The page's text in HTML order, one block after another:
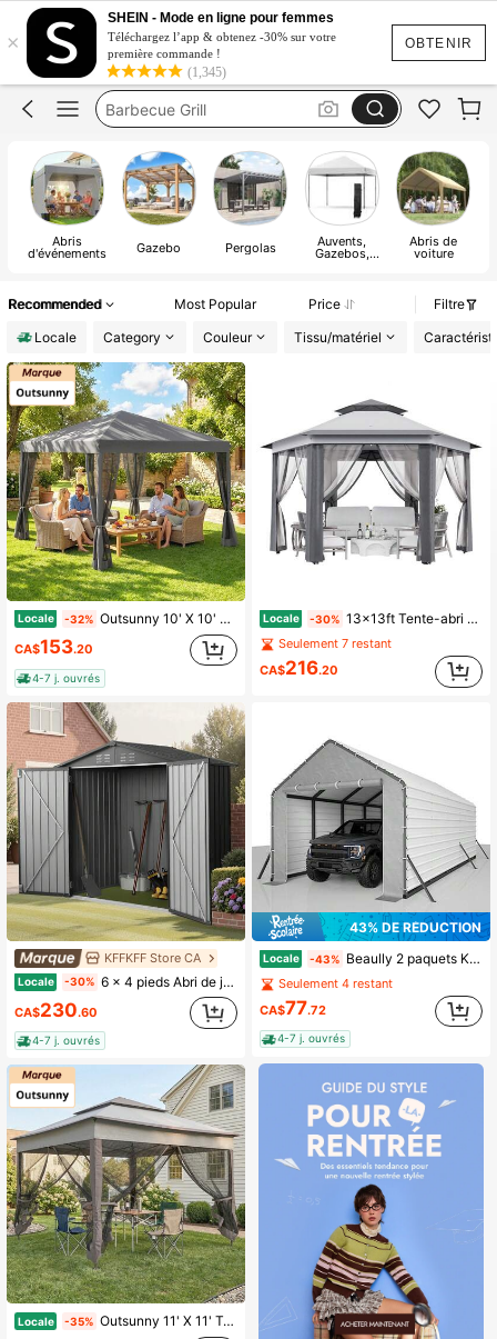
OBTENIR
×
SHEIN - Mode en ligne pour femmes
Téléchargez l’app & obtenez -30% sur votre
première commande !
(1,345)
Abri Exterieur
Barbecue Grill
Pergola
Gazebo Extérieur
Abris
d'événements Gazebo Pergolas Auvents,
Gazebos,
Abris de
voiture
Recommended Most Popular Price
Filtre
Locale
Category Couleur Tissu/matériel
Locale -32% Outsunny 10' X 10' Tente Canopée Pliante Gazebo, Tente Canopée Pliable Avec Parois Latérales à Maille à Fermeture Éclair et Sac de Transport, Abri à Montage Facile pour Cour Arrière, Patio Extérieur, Gris Clair
CA$153.20
4-7 j. ouvrés
KFFKFF Store CA
Locale -30% 6 x 4 pieds Abri de jardin en métal, Abri de stockage extérieur avec portes verrouillables et 4 évents à persiennes, Abris en métal à toit en pointe pour le stockage extérieur, Offre spéciale pour arrière-cour, jardin, patio, vélo, gris
CA$230.60
4-7 j. ouvrés
Locale -35% Outsunny 11' X 11' Tente pliante, abri de plein air Tente d'événement avec dessus souple à 2 niveaux, moustiquaire amovible à fermeture éclair et sac de rangement, pour patio, arrière-cour, camping de jardin, gris mélangé
Locale -30% 13x13ft Tente-abri de Pavillon Tout Temps avec Moustiquaire - Abri Solaire en Acier Robuste à 6 Côtés avec Sac de Transport - Tentes de Pavillon pour Patio
Seulement 7 restant
CA$216.20
43% DE RÉDUCTION
Locale -43% Beaully 2 paquets Kit d'enceinte de carport robuste pour carports métalliques 20x26 20x21 20x16, kit d'enceinte en PE pour carport métallique - panneaux de porte enroulables à fermeture éclair 220 g/m² avec tendeurs à boules
Seulement 4 restant
CA$77.72
4-7 j. ouvrés